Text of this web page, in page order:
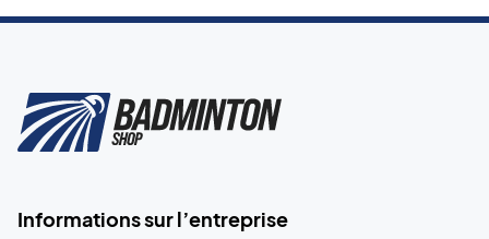
Informations sur l’entreprise